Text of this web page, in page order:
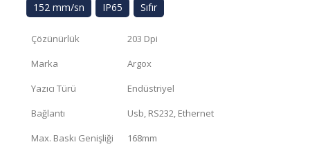
152 mm/sn
IP65 Sıfır
Çözünürlük
203 Dpi
Marka
Argox
Yazıcı Türü
Endüstriyel
Bağlantı
Usb, RS232, Ethernet
Max. Baskı Genişliği
168mm